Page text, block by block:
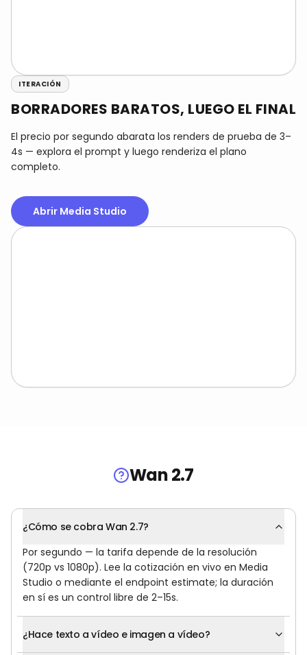
ITERACIÓN
BORRADORES BARATOS, LUEGO EL FINAL
El precio por segundo abarata los renders de prueba de 3–
4s — explora el prompt y luego renderiza el plano
completo.
Abrir Media Studio
Wan 2.7
¿Cómo se cobra Wan 2.7?
Por segundo — la tarifa depende de la resolución
(720p vs 1080p). Lee la cotización en vivo en Media
Studio o mediante el endpoint estimate; la duración
en sí es un control libre de 2–15s.
¿Hace texto a vídeo e imagen a vídeo?